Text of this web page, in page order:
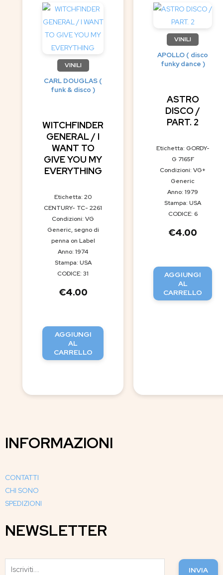
VINILI
CARL DOUGLAS (
funk & disco )
WITCHFINDER
GENERAL / I
WANT TO
GIVE YOU MY
EVERYTHING
Etichetta: 20
CENTURY- TC- 2261
Condizioni: VG
Generic, segno di
penna on Label
Anno: 1974
Stampa: USA
CODICE: 31
€4.00
AGGIUNGI
AL
CARRELLO
VINILI
APOLLO ( disco
funky dance )
ASTRO
DISCO /
PART. 2
Etichetta: GORDY-
G 7165F
Condizioni: VG+
Generic
Anno: 1979
Stampa: USA
CODICE: 6
€4.00
AGGIUNGI
AL
CARRELLO
INFORMAZIONI
CONTATTI
CHI SONO
SPEDIZIONI
NEWSLETTER
INVIA